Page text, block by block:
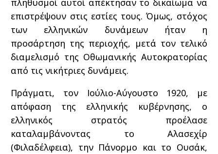
επιστρέψουν στις εστίες τους. Όμως, στόχος
των ελληνικών δυνάμεων ήταν η
προσάρτηση της περιοχής, μετά τον τελικό
διαμελισμό της Οθωμανικής Αυτοκρατορίας
από τις νικήτριες δυνάμεις.
Πράγματι, τον Ιούλιο-Αύγουστο 1920, με
απόφαση της ελληνικής κυβέρνησης, ο
ελληνικός στρατός προέλασε
καταλαμβάνοντας το Αλασεχίρ
(Φιλαδέλφεια), την Πάνορμο και το Ουσάκ,